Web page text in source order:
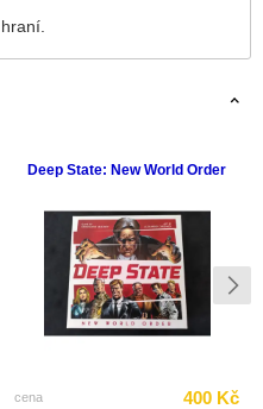
Deep State: New World Order
cena 400 Kč